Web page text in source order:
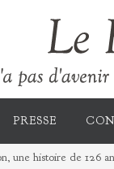
PRESSE
une histoire de 126